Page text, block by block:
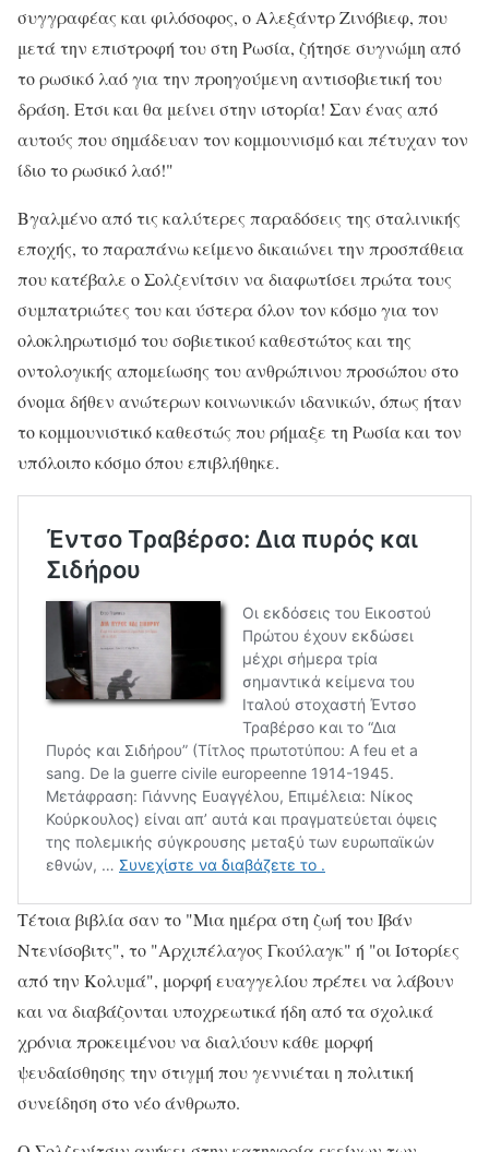
συγγραφέας και φιλόσοφος, ο Αλεξάντρ Ζινόβιεφ, που
μετά την επιστροφή του στη Ρωσία, ζήτησε συγνώμη από
το ρωσικό λαό για την προηγούμενη αντισοβιετική του
δράση. Ετσι και θα μείνει στην ιστορία! Σαν ένας από
αυτούς που σημάδευαν τον κομμουνισμό και πέτυχαν τον
ίδιο το ρωσικό λαό!"
Βγαλμένο από τις καλύτερες παραδόσεις της σταλινικής
εποχής, το παραπάνω κείμενο δικαιώνει την προσπάθεια
που κατέβαλε ο Σολζενίτσιν να διαφωτίσει πρώτα τους
συμπατριώτες του και ύστερα όλον τον κόσμο για τον
ολοκληρωτισμό του σοβιετικού καθεστώτος και της
οντολογικής απομείωσης του ανθρώπινου προσώπου στο
όνομα δήθεν ανώτερων κοινωνικών ιδανικών, όπως ήταν
το κομμουνιστικό καθεστώς που ρήμαξε τη Ρωσία και τον
υπόλοιπο κόσμο όπου επιβλήθηκε.
Τέτοια βιβλία σαν το "Μια ημέρα στη ζωή του Ιβάν
Ντενίσοβιτς", το "Αρχιπέλαγος Γκούλαγκ" ή "οι Ιστορίες
από την Κολυμά", μορφή ευαγγελίου πρέπει να λάβουν
και να διαβάζονται υποχρεωτικά ήδη από τα σχολικά
χρόνια προκειμένου να διαλύουν κάθε μορφή
ψευδαίσθησης την στιγμή που γεννιέται η πολιτική
συνείδηση στο νέο άνθρωπο.